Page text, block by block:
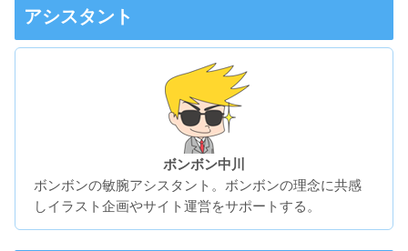
アシスタント
ボンボン中川
ボンボンの敏腕アシスタント。ボンボンの理念に共感
しイラスト企画やサイト運営をサポートする。